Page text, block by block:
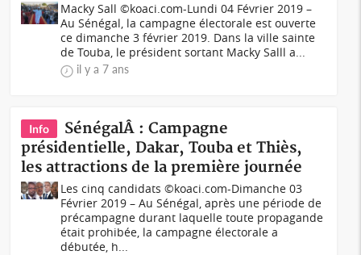
Macky Sall ©koaci.com-Lundi 04 Février 2019 –
Au Sénégal, la campagne électorale est ouverte
ce dimanche 3 février 2019. Dans la ville sainte
de Touba, le président sortant Macky Salll a...
il y a 7 ans
Info
SénégalÂ : Campagne
présidentielle, Dakar, Touba et Thiès,
les attractions de la première journée
Les cinq candidats ©koaci.com-Dimanche 03
Février 2019 – Au Sénégal, après une période de
précampagne durant laquelle toute propagande
était prohibée, la campagne électorale a
débutée, h...